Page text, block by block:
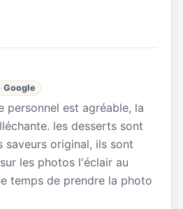
Google
personnel est agréable, la
les desserts sont
saveurs original, ils sont
les photos l'éclair au
temps de prendre la photo